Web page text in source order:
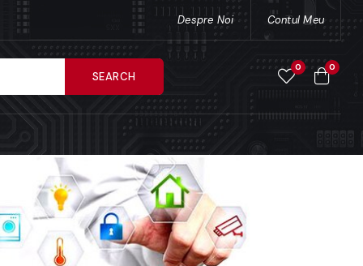
Despre Noi Contul Meu
SEARCH
0 0